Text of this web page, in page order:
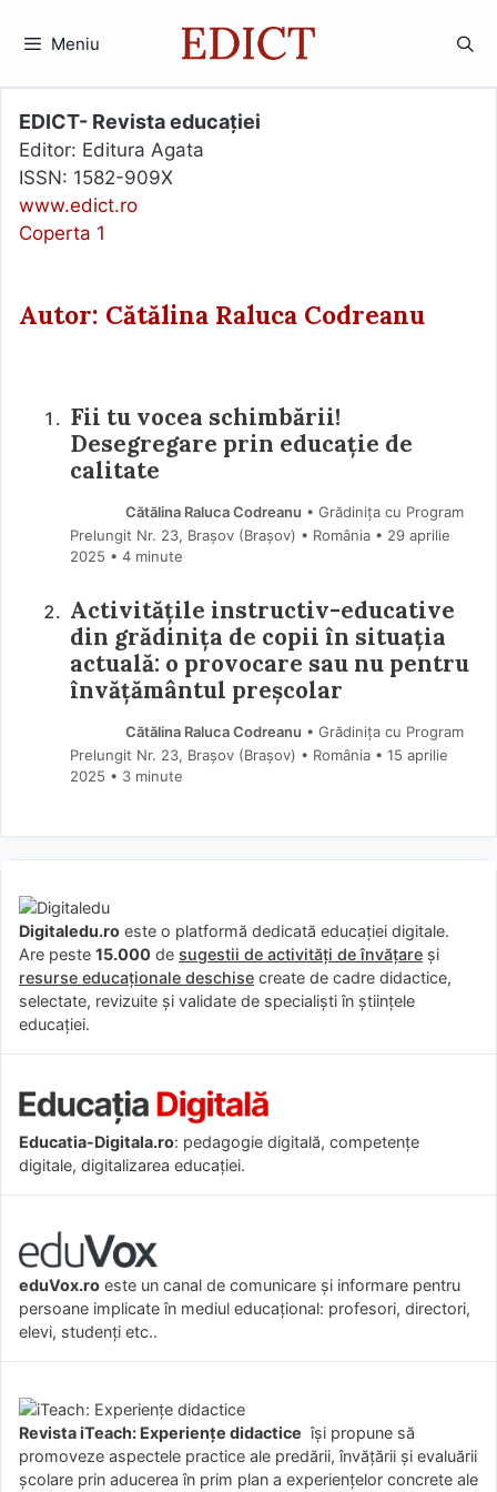
Meniu
EDICT- Revista educației
Editor: Editura Agata
ISSN: 1582-909X
www.edict.ro
Coperta 1
Autor: Cătălina Raluca Codreanu
Fii tu vocea schimbării!
Desegregare prin educație de
calitate
Cătălina Raluca Codreanu • Grădinița cu Program
Prelungit Nr. 23, Brașov (Braşov) • România
29 aprilie
2025 • 4 minute
Activitățile instructiv-educative
din grădinița de copii în situația
actuală: o provocare sau nu pentru
învățământul preșcolar
Cătălina Raluca Codreanu • Grădinița cu Program
Prelungit Nr. 23, Brașov (Braşov) • România
15 aprilie
2025 • 3 minute
Digitaledu.ro este o platformă dedicată educației digitale.
Are peste 15.000 de sugestii de activități de învățare și
resurse educaționale deschise create de cadre didactice,
selectate, revizuite și validate de specialiști în științele
educației.
Educatia-Digitala.ro: pedagogie digitală, competențe
digitale, digitalizarea educației.
eduVox.ro este un canal de comunicare și informare pentru
persoane implicate în mediul educațional: profesori, directori,
elevi, studenți etc..
Revista iTeach: Experienţe didactice îşi propune să
promoveze aspectele practice ale predării, învăţării şi evaluării
şcolare prin aducerea în prim plan a experienţelor concrete ale